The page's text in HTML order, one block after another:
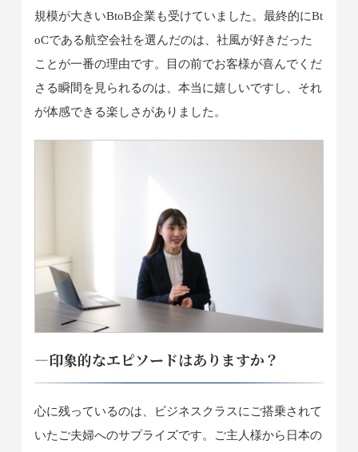
規模が大きいBtoB企業も受けていました。最終的にBt
oCである航空会社を選んだのは、社風が好きだった
ことが一番の理由です。目の前でお客様が喜んでくだ
さる瞬間を見られるのは、本当に嬉しいですし、それ
が体感できる楽しさがありました。
―印象的なエピソードはありますか？
心に残っているのは、ビジネスクラスにご搭乗されて
いたご夫婦へのサプライズです。ご主人様から日本の